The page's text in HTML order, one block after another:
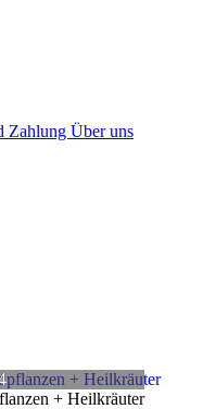
Zahlung Über uns
+ Heilkräuter